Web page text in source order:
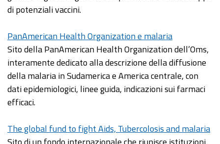
di potenziali vaccini.
PanAmerican Health Organization e malaria
Sito della PanAmerican Health Organization dell’Oms,
interamente dedicato alla descrizione della diffusione
della malaria in Sudamerica e America centrale, con
dati epidemiologici, linee guida, indicazioni sui farmaci
efficaci.
The global fund to fight Aids, Tubercolosis and malaria